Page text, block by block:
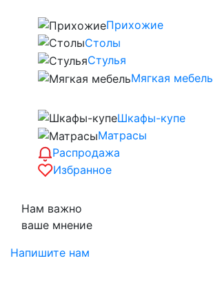
Прихожие
Столы
Стулья
Мягкая мебель
Шкафы-купе
Матрасы
Распродажа
Избранное
Нам важно
ваше мнение
Напишите нам